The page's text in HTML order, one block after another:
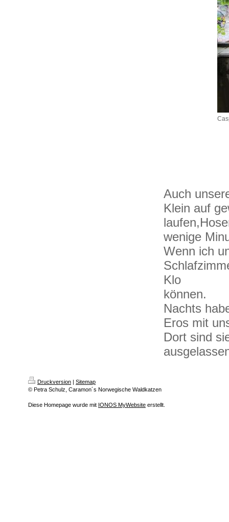
Auch
Klein auf
wenige
Wenn ich
Klo
können.
Nachts
Eros mit
Dort sind
Druckversion | Sitemap
© Petra Schulz, Caramon´s Norwegische Waldkatzen
Diese Homepage wurde mit IONOS MyWebsite erstellt.